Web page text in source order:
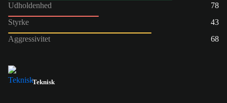
Udholdenhed
78
Styrke
43
Aggressivitet
68
Teknisk